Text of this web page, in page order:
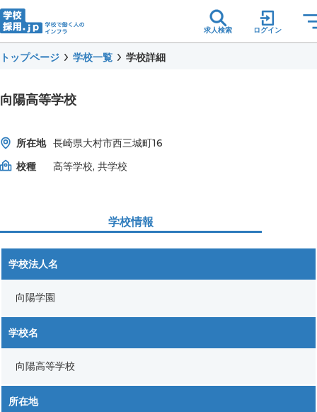
求人検索 ログイン
トップページ 学校一覧 学校詳細
向陽高等学校
所在地 長崎県大村市西三城町16
校種
高等学校, 共学校
学校情報
学校法人名
向陽学園
学校名
向陽高等学校
所在地